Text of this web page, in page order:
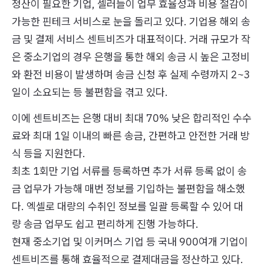
정산이 필요한 기업, 셀러들이 업무 효율성과 비용 절감이
가능한 핀테크 서비스로 눈을 돌리고 있다. 기업용 해외 송
금 및 결제 서비스 센트비즈가 대표적이다. 거래 규모가 작
은 중소기업의 경우 은행을 통한 해외 송금 시 높은 고정비
와 환전 비용이 발생하며 송금 신청 후 실제 수령까지 2~3
일이 소요되는 등 불편함을 겪고 있다.
이에 센트비즈는 은행 대비 최대 70% 낮은 합리적인 수수
료와 최대 1일 이내의 빠른 송금, 간편하고 안전한 거래 방
식 등을 지원한다.
최초 1회만 기업 서류를 등록하면 추가 서류 등록 없이 송
금 업무가 가능해 매번 정보를 기입하는 불편함을 해소했
다. 엑셀로 대량의 수취인 정보를 일괄 등록할 수 있어 대
량 송금 업무도 쉽고 편리하게 진행 가능하다.
현재 중소기업 및 이커머스 기업 등 국내 900여개 기업이
센트비즈를 통해 효율적으로 결제대금을 정산하고 있다.